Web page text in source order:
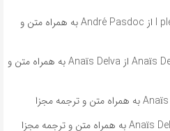
آهنگ فرانسوی l pleut sur la route از André Pasdoc به همراه متن و
آهنگ فرانسوی Anaïs Delva Et je danse از Anaïs Delva به همراه متن و